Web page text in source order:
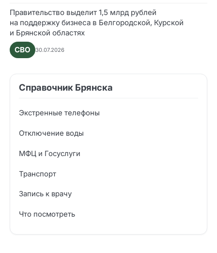
Правительство выделит 1,5 млрд рублей
на поддержку бизнеса в Белгородской, Курской
и Брянской областях
СВО
30.07.2026
Справочник Брянска
Экстренные телефоны
Отключение воды
МФЦ и Госуслуги
Транспорт
Запись к врачу
Что посмотреть